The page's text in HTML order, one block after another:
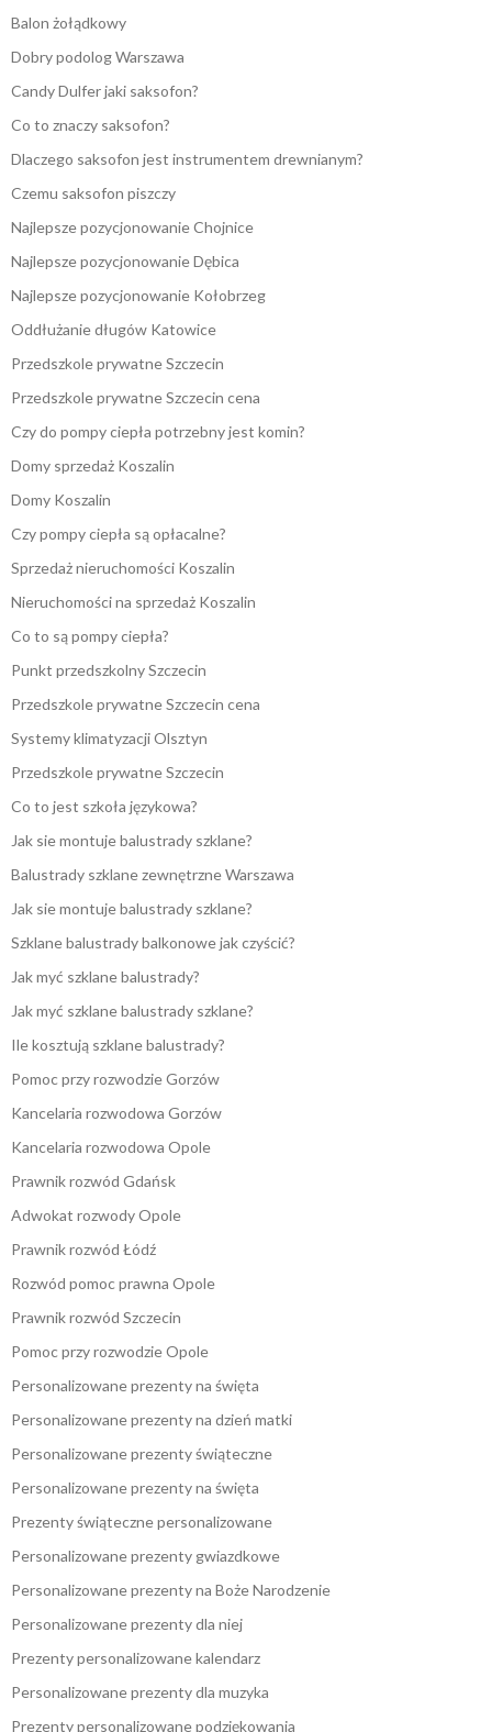
Balon żołądkowy
Dobry podolog Warszawa
Candy Dulfer jaki saksofon?
Co to znaczy saksofon?
Dlaczego saksofon jest instrumentem drewnianym?
Czemu saksofon piszczy
Najlepsze pozycjonowanie Chojnice
Najlepsze pozycjonowanie Dębica
Najlepsze pozycjonowanie Kołobrzeg
Oddłużanie długów Katowice
Przedszkole prywatne Szczecin
Przedszkole prywatne Szczecin cena
Czy do pompy ciepła potrzebny jest komin?
Domy sprzedaż Koszalin
Domy Koszalin
Czy pompy ciepła są opłacalne?
Sprzedaż nieruchomości Koszalin
Nieruchomości na sprzedaż Koszalin
Co to są pompy ciepła?
Punkt przedszkolny Szczecin
Przedszkole prywatne Szczecin cena
Systemy klimatyzacji Olsztyn
Przedszkole prywatne Szczecin
Co to jest szkoła językowa?
Jak sie montuje balustrady szklane?
Balustrady szklane zewnętrzne Warszawa
Jak sie montuje balustrady szklane?
Szklane balustrady balkonowe jak czyścić?
Jak myć szklane balustrady?
Jak myć szklane balustrady szklane?
Ile kosztują szklane balustrady?
Pomoc przy rozwodzie Gorzów
Kancelaria rozwodowa Gorzów
Kancelaria rozwodowa Opole
Prawnik rozwód Gdańsk
Adwokat rozwody Opole
Prawnik rozwód Łódź
Rozwód pomoc prawna Opole
Prawnik rozwód Szczecin
Pomoc przy rozwodzie Opole
Personalizowane prezenty na święta
Personalizowane prezenty na dzień matki
Personalizowane prezenty świąteczne
Personalizowane prezenty na święta
Prezenty świąteczne personalizowane
Personalizowane prezenty gwiazdkowe
Personalizowane prezenty na Boże Narodzenie
Personalizowane prezenty dla niej
Prezenty personalizowane kalendarz
Personalizowane prezenty dla muzyka
Prezenty personalizowane podziękowania